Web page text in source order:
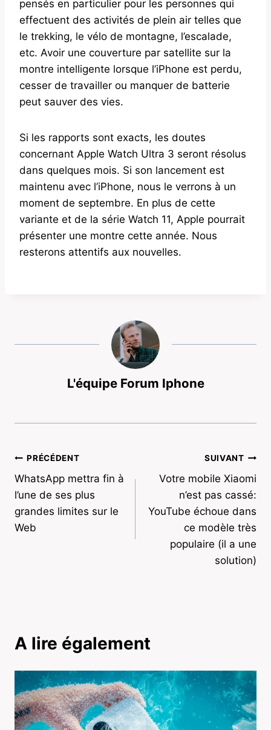
pensés en particulier pour les personnes qui
effectuent des activités de plein air telles que
le trekking, le vélo de montagne, l’escalade,
etc. Avoir une couverture par satellite sur la
montre intelligente lorsque l’iPhone est perdu,
cesser de travailler ou manquer de batterie
peut sauver des vies.
Si les rapports sont exacts, les doutes
concernant Apple Watch Ultra 3 seront résolus
dans quelques mois. Si son lancement est
maintenu avec l’iPhone, nous le verrons à un
moment de septembre. En plus de cette
variante et de la série Watch 11, Apple pourrait
présenter une montre cette année. Nous
resterons attentifs aux nouvelles.
L'équipe Forum Iphone
Navigation
de
l’article
PRÉCÉDENT
WhatsApp mettra fin à
l’une de ses plus
grandes limites sur le
Web
SUIVANT
Votre mobile Xiaomi
n’est pas cassé:
YouTube échoue dans
ce modèle très
populaire (il a une
solution)
A lire également